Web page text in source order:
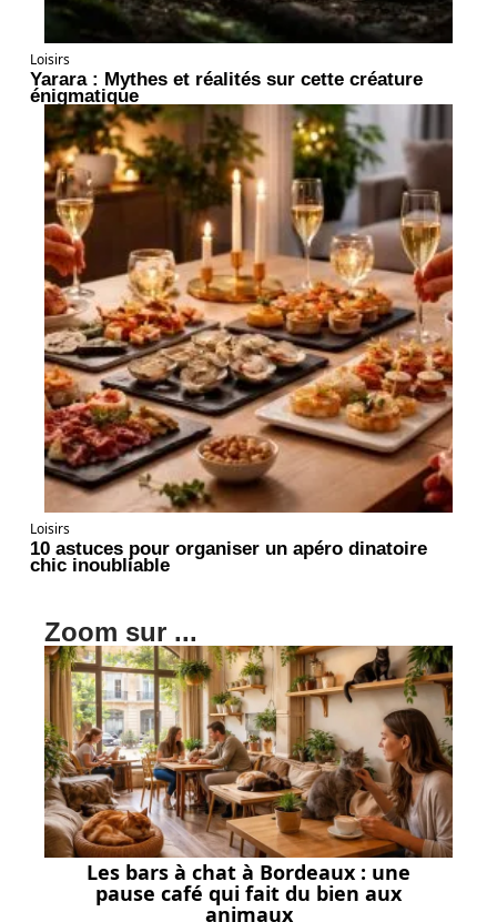
Loisirs
Yarara : Mythes et réalités sur cette créature
énigmatique
Loisirs
10 astuces pour organiser un apéro dinatoire
chic inoubliable
Zoom sur ...
Les bars à chat à Bordeaux : une
pause café qui fait du bien aux
animaux